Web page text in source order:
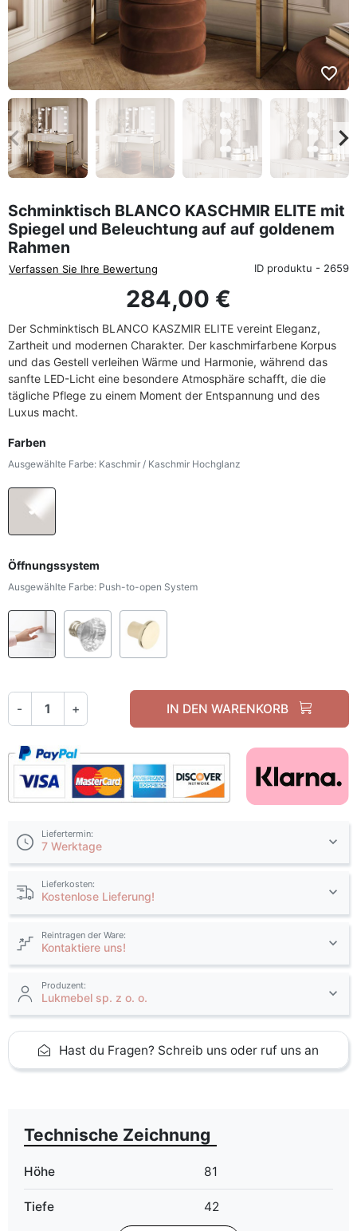
favorite_border
Zurück
Schminktisch BLANCO KASCHMIR ELITE mit
Spiegel und Beleuchtung auf auf goldenem
Rahmen
Verfassen Sie Ihre Bewertung ID produktu - 2659
284,00 €
Der Schminktisch BLANCO KASZMIR ELITE vereint Eleganz,
Zartheit und modernen Charakter. Der kaschmirfarbene Korpus
und das Gestell verleihen Wärme und Harmonie, während das
sanfte LED-Licht eine besondere Atmosphäre schafft, die die
tägliche Pflege zu einem Moment der Entspannung und des
Luxus macht.
Farben
Ausgewählte Farbe: Kaschmir / Kaschmir Hochglanz
Kaschmir / Kaschmir Hochglanz
Öffnungssystem
Ausgewählte Farbe: Push-to-open System
Push-to-open System
Griff - weißes Kristall
- + IN DEN WARENKORB
Liefertermin:
7 Werktage
Lieferkosten:
Kostenlose Lieferung!
Reintragen der Ware:
Kontaktiere uns!
Produzent:
Lukmebel sp. z o. o.
Hast du Fragen? Schreib uns oder ruf uns an
Technische Zeichnung
Höhe 81
Tiefe 42